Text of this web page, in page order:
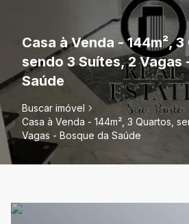
Casa à Venda - 144m²,
sendo 3 Suítes, 2 Vagas
Saúde
Buscar imóvel
Casa à Venda - 144m², 3 Quartos,
Vagas - Bosque da Saúde